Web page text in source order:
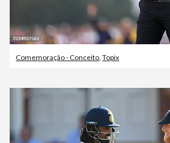
Comemoração - Conceito Topix